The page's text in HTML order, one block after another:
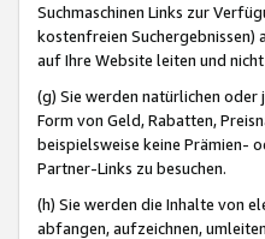
Suchmaschinen Links zur
kostenfreien Suchergebnissen)
auf Ihre Website leiten und
(g) Sie werden natürlichen oder
Form von Geld, Rabatten,
beispielsweise keine Prämien-
Partner-Links zu besuchen.
(h) Sie werden die Inhalte von
abfangen, aufzeichnen,